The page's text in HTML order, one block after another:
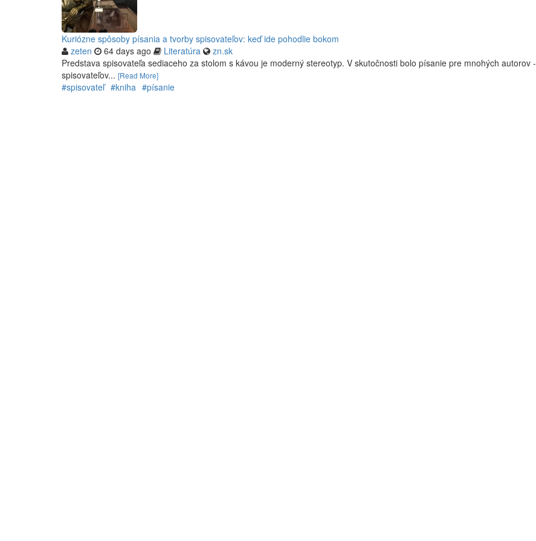
Kuriózne spôsoby písania a tvorby spisovateľov: keď ide pohodlie bokom
zeten
64 days ago Literatúra
zn.sk
Predstava spisovateľa sediaceho za stolom s kávou je moderný stereotyp. V skutočnosti bolo písanie pre mnohých autorov -
spisovateľov... [Read More]
#spisovateľ #kniha #písanie